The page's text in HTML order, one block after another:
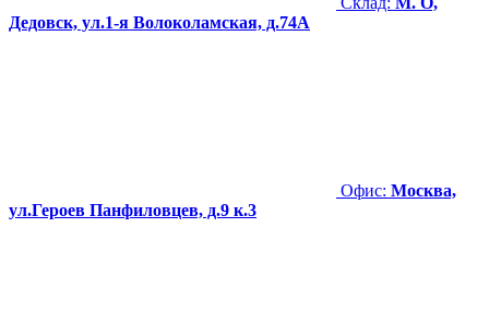
Дедовск, ул.1-я Волоколамская, д.74А
Офис: Москва,
ул.Героев Панфиловцев, д.9 к.3